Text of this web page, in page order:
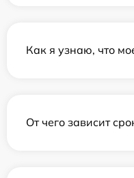
Как я узнаю, что
От чего зависит